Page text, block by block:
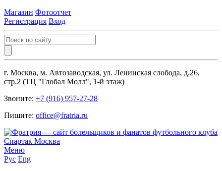
Магазин Фотоотчет
Регистрация Вход
г. Москва, м. Автозаводская, ул. Ленинская слобода, д.26,
стр.2 (ТЦ "Глобал Молл", 1-й этаж)
Звоните: +7 (916) 957-27-28
Пишите: office@fratria.ru
Меню
Рус Eng